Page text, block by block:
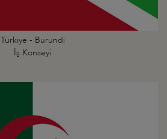
Türkiye - Burundi
İş Konseyi